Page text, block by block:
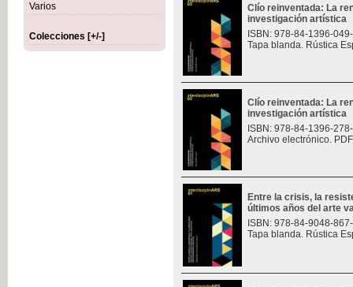
Varios
Colecciones [+/-]
Clío reinventada: La
investigación artística
ISBN: 978-84-1396-
Tapa blanda. Rústica
Clío reinventada: La
investigación artística
ISBN: 978-84-1396-
Archivo electrónico.
Entre la crisis, la
últimos años del arte
ISBN: 978-84-9048-
Tapa blanda. Rústica